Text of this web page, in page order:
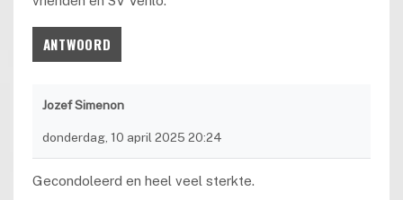
ANTWOORD
Jozef Simenon
donderdag, 10 april 2025 20:24
Gecondoleerd en heel veel sterkte.